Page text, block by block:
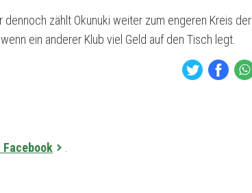
zählt Okunuki weiter zum engeren Kreis der
ein anderer Klub viel Geld auf den Tisch legt.
Facebook